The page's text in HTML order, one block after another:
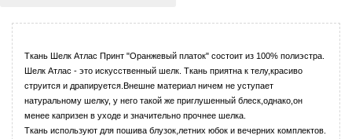
Ткань Шелк Атлас Принт "Оранжевый платок" состоит из 100% полиэстра.
Шелк Атлас - это искусственный шелк. Ткань приятна к телу,красиво
струится и драпируется.Внешне материал ничем не уступает
натуральному шелку, у него такой же приглушенный блеск,однако,он
менее капризен в уходе и значительно прочнее шелка.
Ткань используют для пошива блузок,летних юбок и вечерних комплектов.